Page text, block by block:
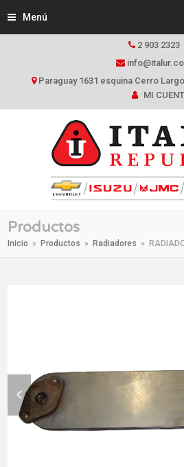
Menú
2 903 2323
Paraguay 1631 esquina Cerro
MI
Productos
Inicio » Productos » Radiadores »
previous
slide